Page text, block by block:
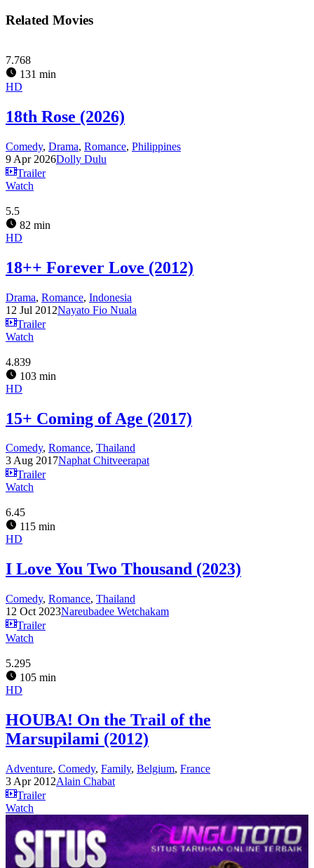
Related Movies
7.768
131 min
HD
18th Rose (2026)
Comedy, Drama, Romance, Philippines
9 Apr 2026Dolly Dulu
Trailer
Watch
5.5
82 min
HD
18++ Forever Love (2012)
Drama, Romance, Indonesia
12 Jul 2012Nayato Fio Nuala
Trailer
Watch
4.839
103 min
HD
15+ Coming of Age (2017)
Comedy, Romance, Thailand
3 Aug 2017Naphat Chitveerapat
Trailer
Watch
6.45
115 min
HD
I Love You Two Thousand (2023)
Comedy, Romance, Thailand
12 Oct 2023Nareubadee Wetchakam
Trailer
Watch
5.295
105 min
HD
HOUBA! On the Trail of the
Marsupilami (2012)
Adventure, Comedy, Family, Belgium, France
3 Apr 2012Alain Chabat
Trailer
Watch